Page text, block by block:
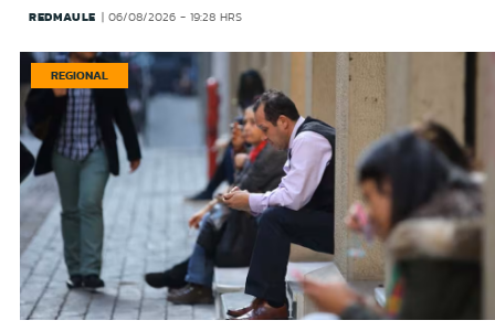
REDMAULE 06/08/2026 - 19:28 HRS
REGIONAL